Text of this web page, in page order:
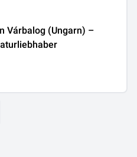
Várbalog (Ungarn) –